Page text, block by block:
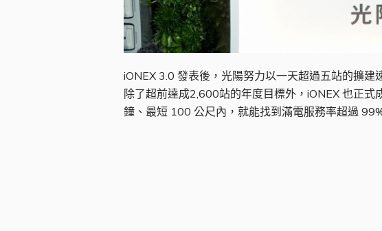
iONEX 3.0 發表後，光陽努力以一天超過五站的擴
除了超前達成2,600站的年度目標外，iONEX 也正
鐘、最短 100 公尺內，就能找到滿電服務率超過